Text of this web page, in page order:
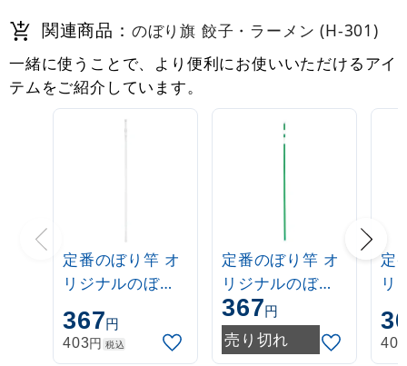
関連商品： のぼり旗 餃子・ラーメン (H-301)
一緒に使うことで、より便利にお使いいただけるアイ
テムをご紹介しています。
定番のぼり竿 オ
リジナルのぼり
ポール 1.6～3m
伸縮式 白
(30537***)
367円
403円 税込
定番のぼり竿 オ
リジナルのぼり
ポール 1.6～3m
伸縮式 緑
(30537GRN)
367円
売り切れ
定
リ
ポ
伸
403